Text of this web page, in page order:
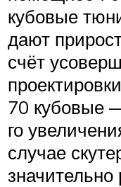
кубовые
дают
счёт
70 кубовые
го
случае
значительно